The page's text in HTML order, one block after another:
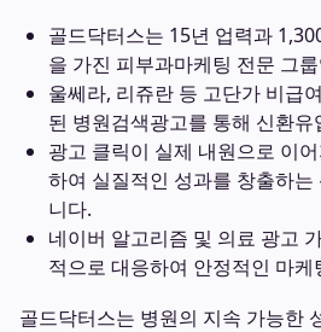
골드닥터스는 15년 업력과
을 가진 피부과마케팅 전문 그
울쎄라, 리쥬란 등 고단가 비급
된 병원검색광고를 통해 신환
광고 클릭이 실제 내원으로 이
하여 실질적인 성과를 창출하
니다.
네이버 알고리즘 및 의료 광고
적으로 대응하여 안정적인 마케
골드닥터스는 병원의 지속 가능한